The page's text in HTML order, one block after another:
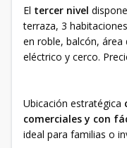
El tercer nivel
terraza, 3
en roble, balcón,
eléctrico y cerco.
Ubicación estratégica
comerciales y con
ideal para familias o